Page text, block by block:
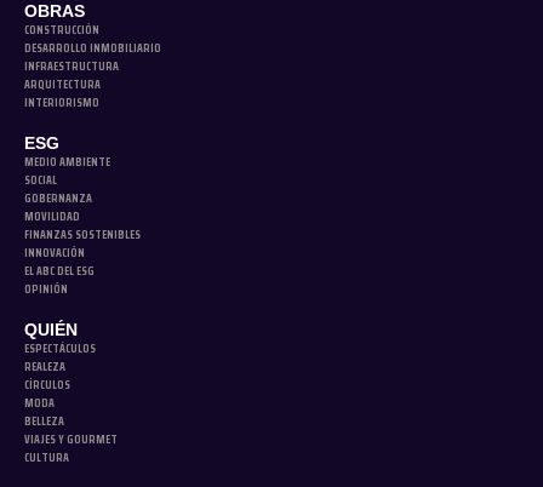
OBRAS
CONSTRUCCIÓN
DESARROLLO INMOBILIARIO
INFRAESTRUCTURA
ARQUITECTURA
INTERIORISMO
ESG
MEDIO AMBIENTE
SOCIAL
GOBERNANZA
MOVILIDAD
FINANZAS SOSTENIBLES
INNOVACIÓN
EL ABC DEL ESG
OPINIÓN
QUIÉN
ESPECTÁCULOS
REALEZA
CÍRCULOS
MODA
BELLEZA
VIAJES Y GOURMET
CULTURA